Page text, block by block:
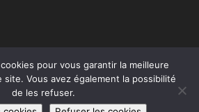
de Dingé,Bretagne Romantique
pour vous garantir la meilleure
Vous avez également la possibilité
de les refuser.